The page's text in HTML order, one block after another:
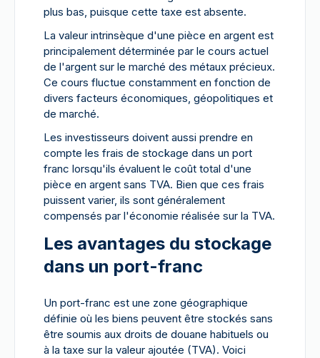
plus bas, puisque cette taxe est absente.
La valeur intrinsèque d'une pièce en argent est
principalement déterminée par le cours actuel
de l'argent sur le marché des métaux précieux.
Ce cours fluctue constamment en fonction de
divers facteurs économiques, géopolitiques et
de marché.
Les investisseurs doivent aussi prendre en
compte les frais de stockage dans un port
franc lorsqu'ils évaluent le coût total d'une
pièce en argent sans TVA. Bien que ces frais
puissent varier, ils sont généralement
compensés par l'économie réalisée sur la TVA.
Les avantages du stockage
dans un port-franc
Un port-franc est une zone géographique
définie où les biens peuvent être stockés sans
être soumis aux droits de douane habituels ou
à la taxe sur la valeur ajoutée (TVA). Voici